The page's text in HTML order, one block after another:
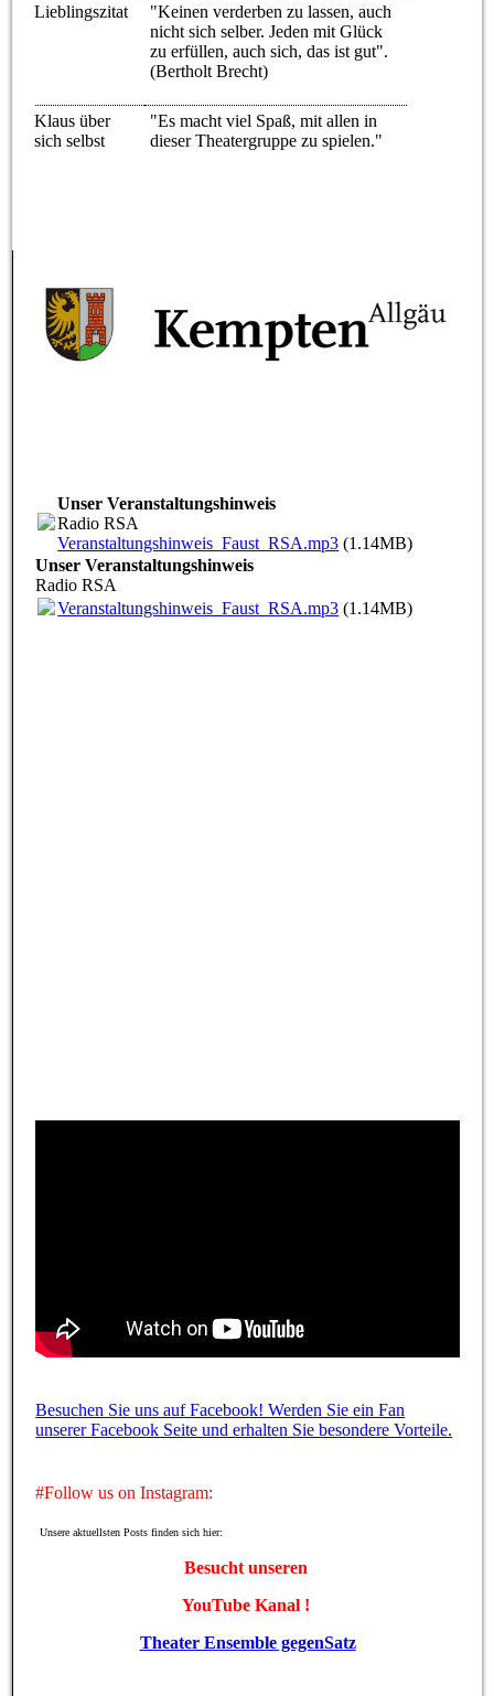
Lieblingszitat
"Keinen verderben zu lassen, auch
nicht sich selber. Jeden mit Glück
zu erfüllen, auch sich, das ist gut".
(Bertholt Brecht)
Klaus über
sich selbst
"Es macht viel Spaß, mit allen in
dieser Theatergruppe zu spielen."
Unser Veranstaltungshinweis
Radio RSA
Veranstaltungshinweis_Faust_RSA.mp3 (1.14MB)
Unser Veranstaltungshinweis
Radio RSA
Veranstaltungshinweis_Faust_RSA.mp3 (1.14MB)
Besuchen Sie uns auf Facebook! Werden Sie ein Fan
unserer Facebook Seite und erhalten Sie besondere Vorteile.
#Follow us on Instagram:
Unsere aktuellsten Posts finden sich hier:
Besucht unseren
YouTube Kanal !
Theater Ensemble gegenSatz